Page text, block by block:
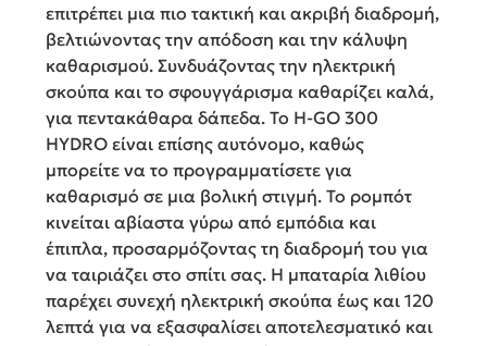
επιτρέπει μια πιο τακτική και ακριβή διαδρομή,
βελτιώνοντας την απόδοση και την κάλυψη
καθαρισμού. Συνδυάζοντας την ηλεκτρική
σκούπα και το σφουγγάρισμα καθαρίζει καλά,
για πεντακάθαρα δάπεδα. Το H-GO 300
HYDRO είναι επίσης αυτόνομο, καθώς
μπορείτε να το προγραμματίσετε για
καθαρισμό σε μια βολική στιγμή. Το ρομπότ
κινείται αβίαστα γύρω από εμπόδια και
έπιπλα, προσαρμόζοντας τη διαδρομή του για
να ταιριάζει στο σπίτι σας. Η μπαταρία λιθίου
παρέχει συνεχή ηλεκτρική σκούπα έως και 120
λεπτά για να εξασφαλίσει αποτελεσματικό και